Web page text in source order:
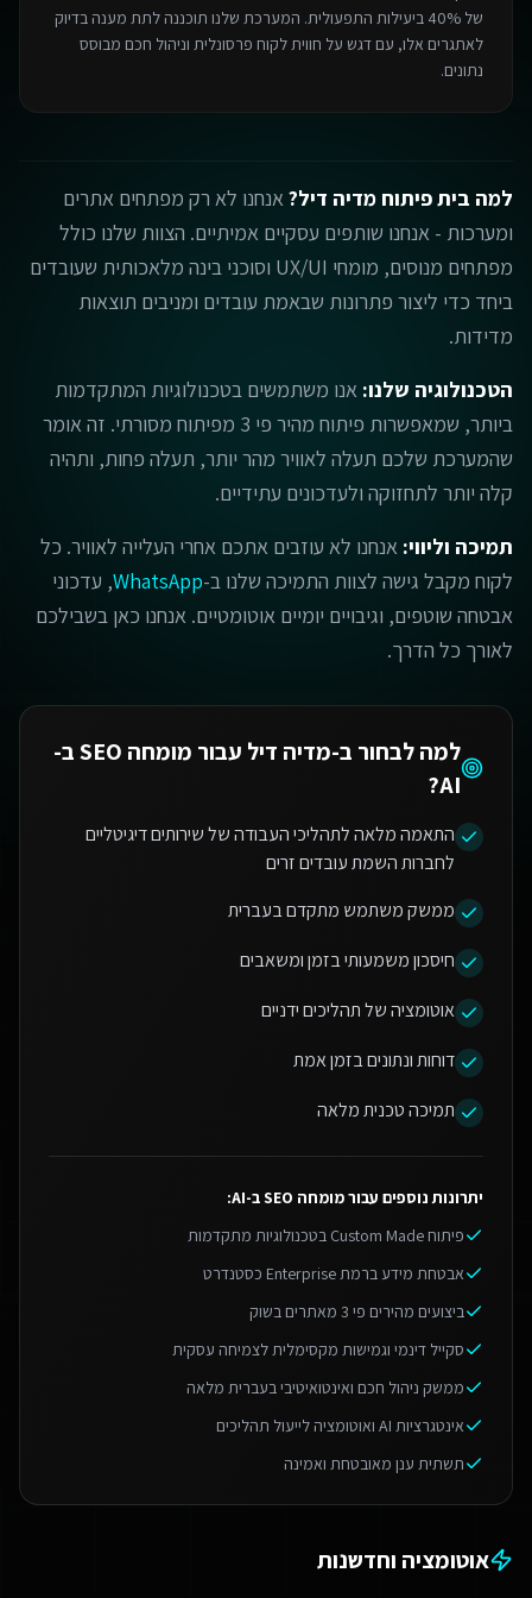
של 40% ביעילות התפעולית. המערכת שלנו תוכננה לתת מענה בדיוק
לאתגרים אלו, עם דגש על חווית לקוח פרסונלית וניהול חכם מבוסס
נתונים.
למה בית פיתוח מדיה דיל? אנחנו לא רק מפתחים אתרים
ומערכות - אנחנו שותפים עסקיים אמיתיים. הצוות שלנו כולל
מפתחים מנוסים, מומחי UX/UI וסוכני בינה מלאכותית שעובדים
ביחד כדי ליצור פתרונות שבאמת עובדים ומניבים תוצאות
מדידות.
הטכנולוגיה שלנו: אנו משתמשים בטכנולוגיות המתקדמות
ביותר, שמאפשרות פיתוח מהיר פי 3 מפיתוח מסורתי. זה אומר
שהמערכת שלכם תעלה לאוויר מהר יותר, תעלה פחות, ותהיה
קלה יותר לתחזוקה ולעדכונים עתידיים.
תמיכה וליווי: אנחנו לא עוזבים אתכם אחרי העלייה לאוויר. כל
לקוח מקבל גישה לצוות התמיכה שלנו ב-WhatsApp, עדכוני
אבטחה שוטפים, וגיבויים יומיים אוטומטיים. אנחנו כאן בשבילכם
לאורך כל הדרך.
למה לבחור ב-מדיה דיל עבור
מומחה SEO ב-
AI
?
התאמה מלאה לתהליכי העבודה של שירותים דיגיטליים
לחברות השמת עובדים זרים
ממשק משתמש מתקדם בעברית
חיסכון משמעותי בזמן ומשאבים
אוטומציה של תהליכים ידניים
דוחות ונתונים בזמן אמת
תמיכה טכנית מלאה
יתרונות נוספים עבורמומחה SEO ב-AI
:
פיתוח Custom Made בטכנולוגיות מתקדמות
אבטחת מידע ברמת Enterprise כסטנדרט
ביצועים מהירים פי 3 מאתרים בשוק
סקייל דינמי וגמישות מקסימלית לצמיחה עסקית
ממשק ניהול חכם ואינטואיטיבי בעברית מלאה
אינטגרציות AI ואוטומציה לייעול תהליכים
תשתית ענן מאובטחת ואמינה
אוטומציה וחדשנות